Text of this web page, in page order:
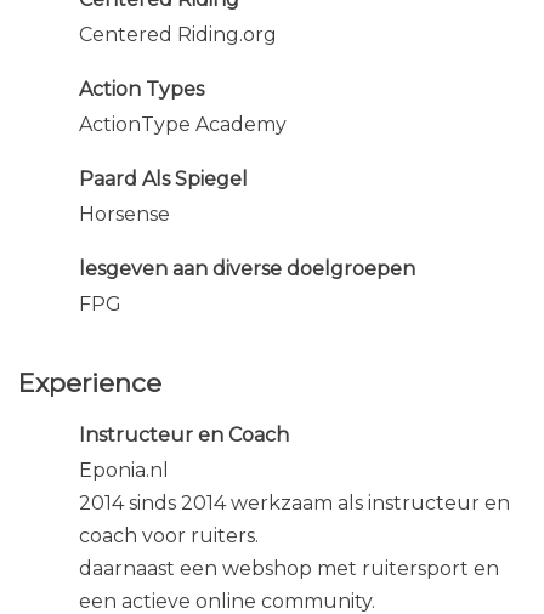
Centered Riding.org
Action Types
ActionType Academy
Paard Als Spiegel
Horsense
lesgeven aan diverse doelgroepen
FPG
Experience
Instructeur en Coach
Eponia.nl
2014 sinds 2014 werkzaam als instructeur en
coach voor ruiters.
daarnaast een webshop met ruitersport en
een actieve online community.